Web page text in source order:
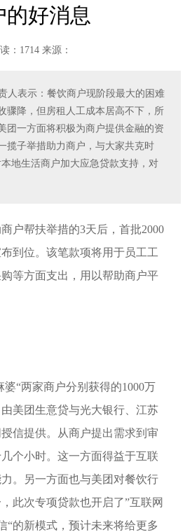
的好消息
：1714 来源：
人表示：餐饮商户现阶段最大的困难
骤降，但房租人工成本居高不下，所
团一方面将积极为商户提供金融的资
揽子举措助力商户，与大家共克时
地生活商户加大应急贷款支持，对
户帮扶举措的3天后，首批2000
到位。该笔款项将用于员工工
等方面支出，用以帮助商户平
婆“两家商户分别获得的1000万
美团生意贷与光大银行、江苏
信提供。从商户提出需求到审
个小时。这一方面得益于互联
。另一方面也与美团对餐饮行
此次专项贷款也开启了”互联网
“的新模式，预计未来将给更多